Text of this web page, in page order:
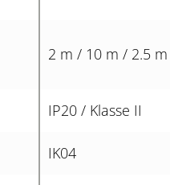
2 m / 10 m / 2.5 m
IP20 / Klasse II
IK04